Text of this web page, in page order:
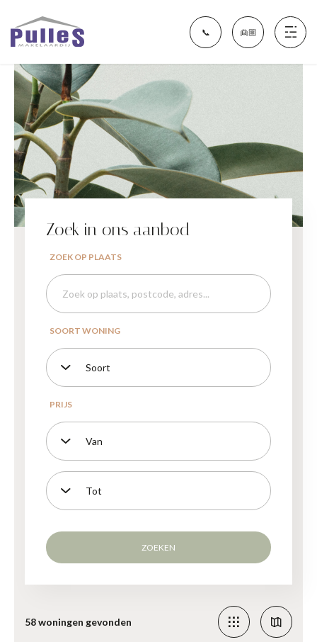
Aanbod
Financieel Fit Nijmegen
Diensten
Over ons
📞 👱🏼
Zoek in ons aanbod
ZOEKEN
58 woningen gevonden